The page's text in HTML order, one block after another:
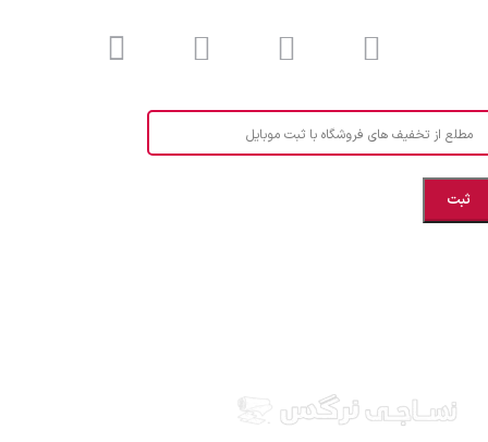
مطلع از تخفیف های فروشگاه با ثبت موبایل